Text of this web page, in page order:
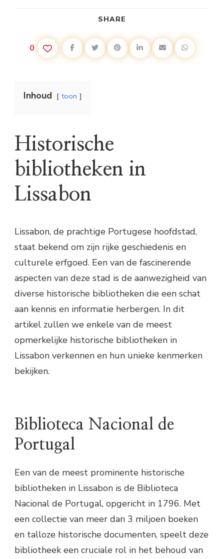
SHARE
0
Inhoud toon
Historische
bibliotheken in
Lissabon
Lissabon, de prachtige Portugese hoofdstad,
staat bekend om zijn rijke geschiedenis en
culturele erfgoed. Een van de fascinerende
aspecten van deze stad is de aanwezigheid van
diverse historische bibliotheken die een schat
aan kennis en informatie herbergen. In dit
artikel zullen we enkele van de meest
opmerkelijke historische bibliotheken in
Lissabon verkennen en hun unieke kenmerken
bekijken.
Biblioteca Nacional de
Portugal
Een van de meest prominente historische
bibliotheken in Lissabon is de Biblioteca
Nacional de Portugal, opgericht in 1796. Met
een collectie van meer dan 3 miljoen boeken
en talloze historische documenten, speelt deze
bibliotheek een cruciale rol in het behoud van